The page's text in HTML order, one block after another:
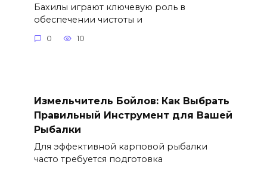
Бахилы играют ключевую роль в
обеспечении чистоты и
0 10
Измельчитель Бойлов: Как Выбрать
Правильный Инструмент для Вашей
Рыбалки
Для эффективной карповой рыбалки
часто требуется подготовка